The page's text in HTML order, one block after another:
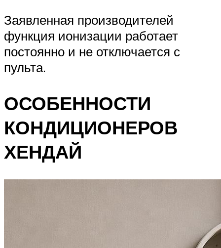
Заявленная производителей
функция ионизации работает
постоянно и не отключается с
пульта.
ОСОБЕННОСТИ
КОНДИЦИОНЕРОВ
ХЕНДАЙ